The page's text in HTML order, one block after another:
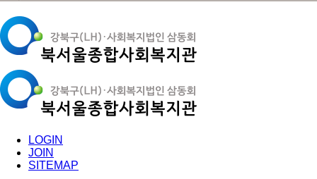
LOGIN
JOIN
SITEMAP